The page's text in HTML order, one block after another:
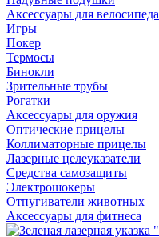
Аксессуары для велосипеда
Игры
Покер
Термосы
Бинокли
Зрительные трубы
Рогатки
Аксессуары для оружия
Оптические прицелы
Коллиматорные прицелы
Лазерные целеуказатели
Средства самозащиты
Электрошокеры
Отпугиватели животных
Аксессуары для фитнеса